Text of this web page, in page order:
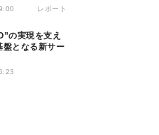
レポート
の実現を支え
盤となる新サー